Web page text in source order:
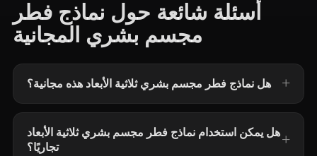
أسئلة شائعة حول نماذج فطر
مجسم بشري المجانية
هل نماذج فطر مجسم بشري ثلاثية الأبعاد هذه مجانية؟
هل يمكن استخدام نماذج فطر مجسم بشري ثلاثية الأبعاد
تجاريًا؟